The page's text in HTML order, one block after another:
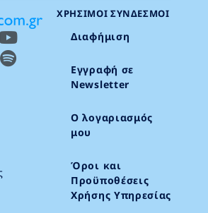
ΧΡΉΣΙΜΟΙ ΣΎΝΔΕΣΜΟΙ
Διαφήμιση
Εγγραφή σε
Newsletter
Ο λογαριασμός
μου
Όροι και
Προϋποθέσεις
Χρήσης Υπηρεσίας